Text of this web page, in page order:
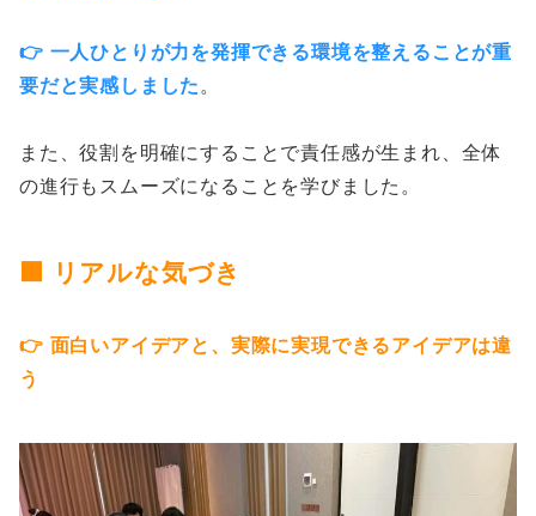
👉 一人ひとりが力を発揮できる環境を整えることが重
要だと実感しました。
また、役割を明確にすることで責任感が生まれ、全体
の進行もスムーズになることを学びました。
🟧 リアルな気づき
👉 面白いアイデアと、実際に実現できるアイデアは違
う